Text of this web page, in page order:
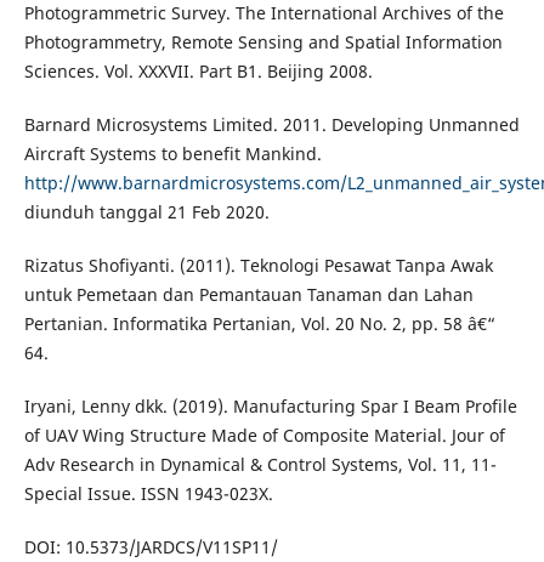
Photogrammetric Survey. The International Archives of the
Photogrammetry, Remote Sensing and Spatial Information
Sciences. Vol. XXXVII. Part B1. Beijing 2008.
Barnard Microsystems Limited. 2011. Developing Unmanned
Aircraft Systems to benefit Mankind.
http://www.barnardmicrosystems.com/
diunduh tanggal 21 Feb 2020.
Rizatus Shofiyanti. (2011). Teknologi Pesawat Tanpa Awak
untuk Pemetaan dan Pemantauan Tanaman dan Lahan
Pertanian. Informatika Pertanian, Vol. 20 No. 2, pp. 58 â€“
64.
Iryani, Lenny dkk. (2019). Manufacturing Spar I Beam Profile
of UAV Wing Structure Made of Composite Material. Jour of
Adv Research in Dynamical & Control Systems, Vol. 11, 11-
Special Issue. ISSN 1943-023X.
DOI: 10.5373/JARDCS/V11SP11/